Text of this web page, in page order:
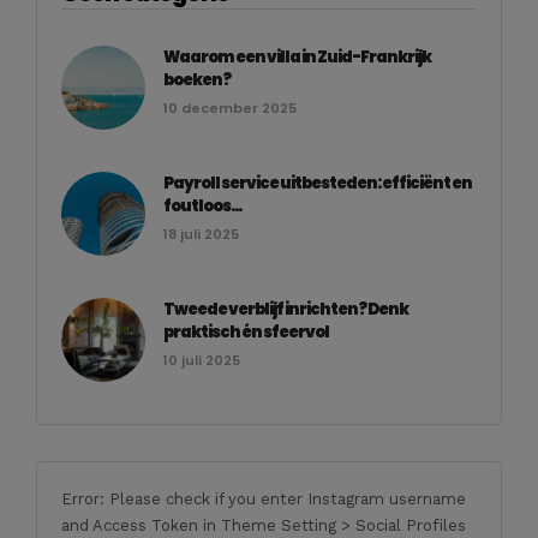
Waarom een villa in Zuid-Frankrijk
boeken?
10 december 2025
Payroll service uitbesteden: efficiënt en
foutloos...
18 juli 2025
Tweede verblijf inrichten? Denk
praktisch én sfeervol
10 juli 2025
Error: Please check if you enter Instagram username
and Access Token in Theme Setting > Social Profiles